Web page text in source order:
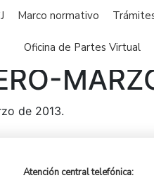
Marco normativo
Oficina de Partes Virtual
de 2013.
Atención central telefónica: